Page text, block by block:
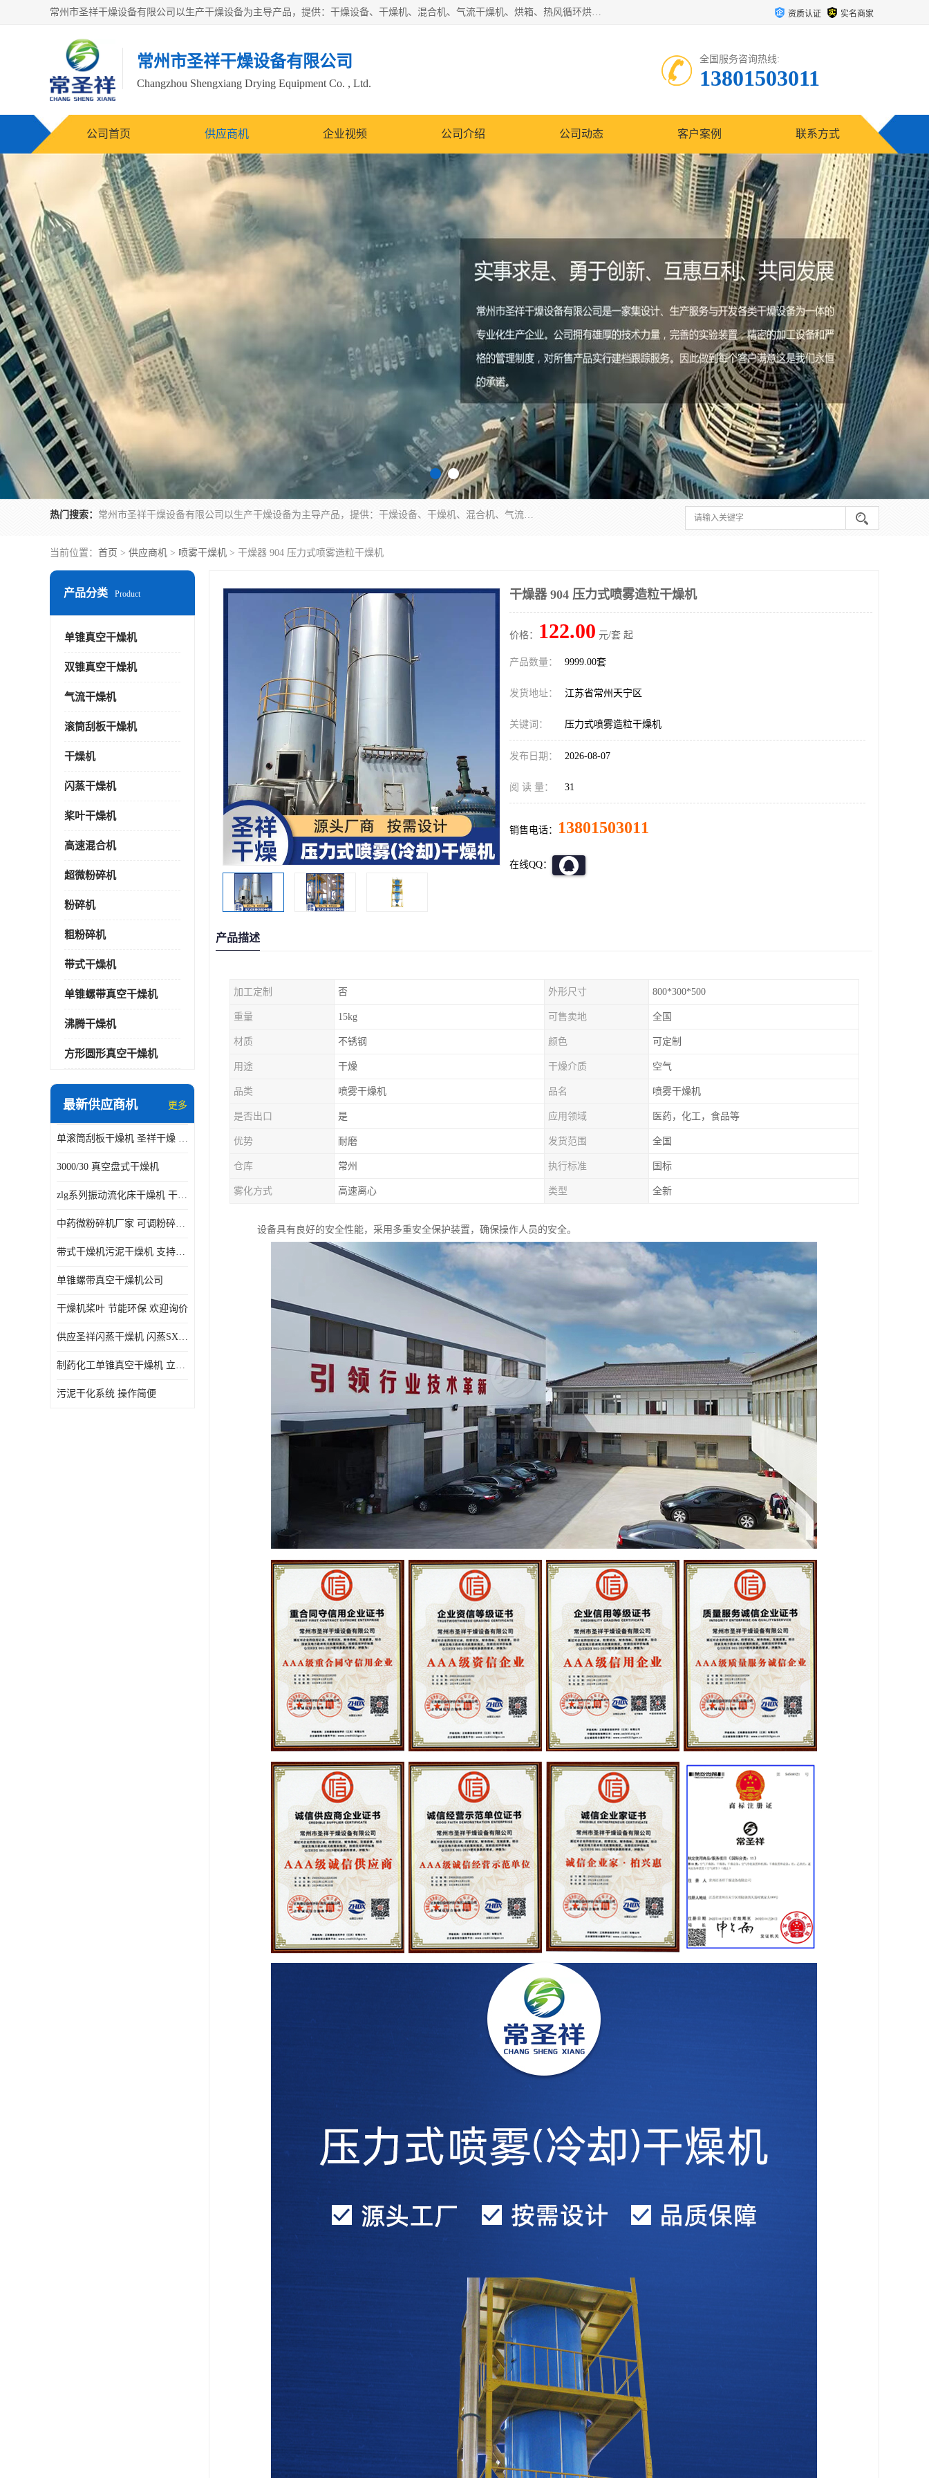
常州市圣祥干燥设备有限公司以生产干燥设备为主导产品，提供：干燥设备、干燥机、混合机、气流干燥机、烘箱、热风循环烘箱、沸腾干燥机、烘干机、喷雾干燥机等产品的生产、制造与销售服务。 资质认证 实名商家
常州市圣祥干燥设备有限公司
Changzhou Shengxiang Drying Equipment Co. , Ltd.
全国服务咨询热线:
13801503011
公司首页 供应商机 企业视频 公司介绍 公司动态 客户案例 联系方式
热门搜索： 常州市圣祥干燥设备有限公司以生产干燥设备为主导产品，提供：干燥设备、干燥机、混合机、气流干燥机、烘箱、热风循环烘箱、沸腾干燥机、烘干机、喷雾干燥机等产品的生产、制造与销售服务。
当前位置： 首页 > 供应商机 > 喷雾干燥机 > 干燥器 904 压力式喷雾造粒干燥机
产品分类 Product
单锥真空干燥机
双锥真空干燥机
气流干燥机
滚筒刮板干燥机
干燥机
闪蒸干燥机
桨叶干燥机
高速混合机
超微粉碎机
粉碎机
粗粉碎机
带式干燥机
单锥螺带真空干燥机
沸腾干燥机
方形圆形真空干燥机
最新供应商机 更多
单滚筒刮板干燥机 圣祥干燥 单辊
3000/30 真空盘式干燥机
zlg系列振动流化床干燥机 干燥速率 粉体干燥
中药微粉碎机厂家 可调粉碎粒度
带式干燥机污泥干燥机 支持定制 价格优惠
单锥螺带真空干燥机公司
干燥机桨叶 节能环保 欢迎询价
供应圣祥闪蒸干燥机 闪蒸SXG-16型干燥机
制药化工单锥真空干燥机 立式锥形螺带搅拌式真空烘干机
污泥干化系统 操作简便
干燥器 904 压力式喷雾造粒干燥机
价格： 122.00 元/套 起
产品数量： 9999.00套
发货地址： 江苏省常州天宁区
关键词： 压力式喷雾造粒干燥机
发布日期： 2026-08-07
阅 读 量： 31
销售电话： 13801503011
在线QQ：
产品描述
加工定制 否 外形尺寸 800*300*500
重量 15kg 可售卖地 全国
材质 不锈钢 颜色 可定制
用途 干燥 干燥介质 空气
品类 喷雾干燥机 品名 喷雾干燥机
是否出口 是 应用领域 医药，化工，食品等
优势 耐磨 发货范围 全国
仓库 常州 执行标准 国标
雾化方式 高速离心 类型 全新
设备具有良好的安全性能，采用多重安全保护装置，确保操作人员的安全。